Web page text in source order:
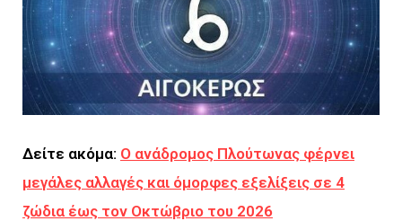
Δείτε ακόμα: Ο ανάδρομος Πλούτωνας φέρνει
μεγάλες αλλαγές και όμορφες εξελίξεις σε 4
ζώδια έως τον Οκτώβριο του 2026